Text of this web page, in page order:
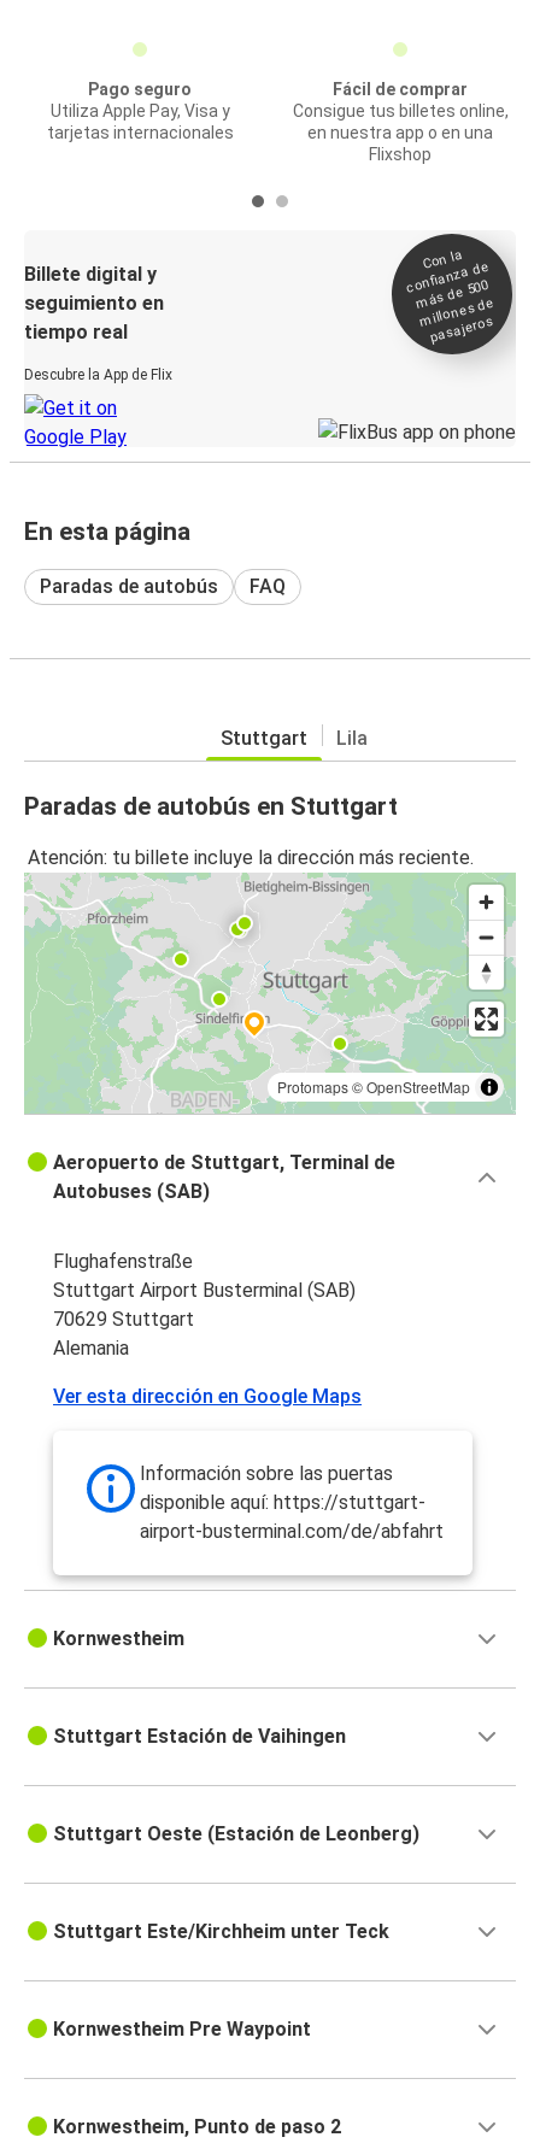
Pago seguro
Utiliza Apple Pay, Visa y
tarjetas internacionales
Fácil de comprar
Consigue tus billetes online,
en nuestra app o en una
Flixshop
Billete digital y
seguimiento en
tiempo real
Descubre la App de Flix
Con la
confianza de
más de 500
millones de
pasajeros
En esta página
Paradas de autobús FAQ
Stuttgart Lila
Paradas de autobús en Stuttgart
Atención: tu billete incluye la dirección más reciente.
Protomaps©OpenStreetMap
Aeropuerto de Stuttgart, Terminal de
Autobuses (SAB)
Flughafenstraße
Stuttgart Airport Busterminal (SAB)
70629 Stuttgart
Alemania
Ver esta dirección en Google Maps
Información sobre las puertas
disponible aquí: https://stuttgart-
airport-busterminal.com/de/abfahrt
Kornwestheim
Stuttgart Estación de Vaihingen
Stuttgart Oeste (Estación de Leonberg)
Stuttgart Este/Kirchheim unter Teck
Kornwestheim Pre Waypoint
Kornwestheim, Punto de paso 2